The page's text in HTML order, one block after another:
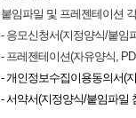
붙임파일 및 프레젠테이션
- 응모신청서(지정양식/붙임
- 프레젠테이션(자유양식,
- 개인정보수집이용동의서(
- 서약서(지정양식/붙임파일